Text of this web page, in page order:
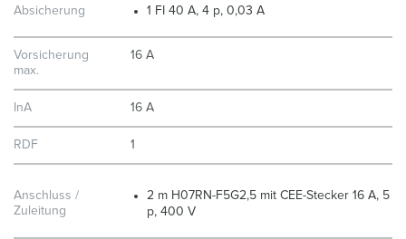
Absicherung 1 FI 40 A, 4 p, 0,03 A
Vorsicherung
max.
16 A
InA 16 A
RDF 1
Anschluss /
Zuleitung
2 m H07RN-F5G2,5 mit CEE-Stecker 16 A, 5
p, 400 V